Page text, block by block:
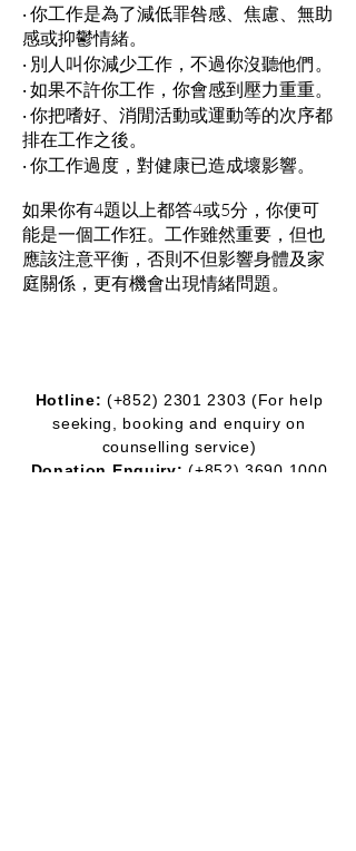
‧ 你工作是為了減低罪咎感、焦慮、無助
感或抑鬱情緒。
‧ 別人叫你減少工作，不過你沒聽他們。
‧ 如果不許你工作，你會感到壓力重重。
‧ 你把嗜好、消閒活動或運動等的次序都
排在工作之後。
‧ 你工作過度，對健康已造成壞影響。
如果你有4題以上都答4或5分，你便可
能是一個工作狂。工作雖然重要，但也
應該注意平衡，否則不但影響身體及家
庭關係，更有機會出現情緒問題。
Hotline: (+852) 2301 2303 (For help
seeking, booking and enquiry on
counselling service)
Donation Enquiry: (+852)3690 1000